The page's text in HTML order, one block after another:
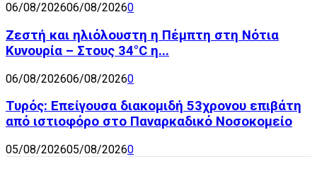
06/08/202606/08/20260
Ζεστή και ηλιόλουστη η Πέμπτη στη Νότια
Κυνουρία – Στους 34°C η...
06/08/202606/08/20260
Τυρός: Επείγουσα διακομιδή 53χρονου επιβάτη
από ιστιοφόρο στο Παναρκαδικό Νοσοκομείο
05/08/202605/08/20260